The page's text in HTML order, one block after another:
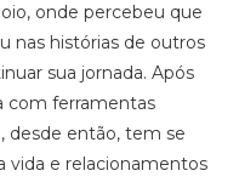
onde percebeu que
nas histórias de outros
sua jornada. Após
com ferramentas
desde então, tem se
vida e relacionamentos